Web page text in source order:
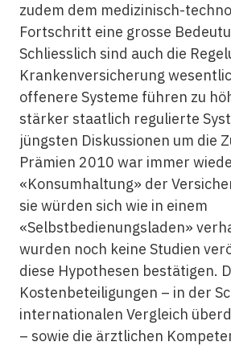
zudem dem medizinisch-
Fortschritt eine grosse
Schliesslich sind auch die
Krankenversicherung
offenere Systeme führen zu
stärker staatlich regulierte
jüngsten Diskussionen um die
Prämien 2010 war immer
«Konsumhaltung» der
sie würden sich wie in einem
«Selbstbedienungsladen»
wurden noch keine Studien
diese Hypothesen bestätigen.
Kostenbeteiligungen – in der
internationalen Vergleich
– sowie die ärztlichen